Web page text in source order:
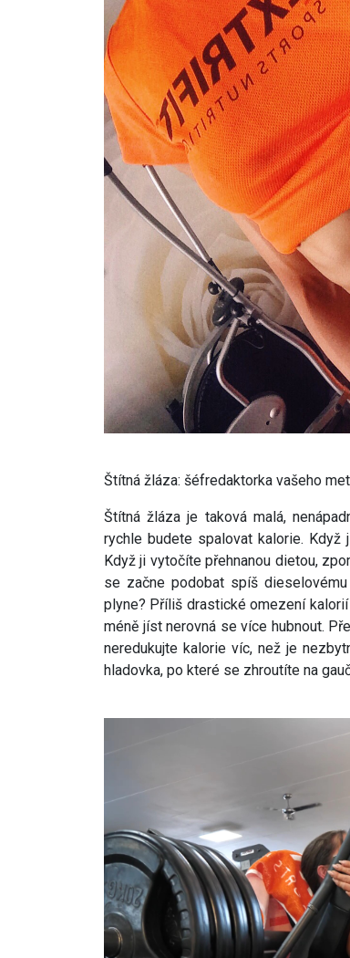
Štítná žláza: šéfredaktorka vašeho
Štítná žláza je taková malá,
rychle budete spalovat kalorie. Když
Když ji vytočíte přehnanou dietou,
se začne podobat spíš
plyne? Příliš drastické omezení
méně jíst nerovná se více hubnout.
neredukujte kalorie víc, než je
hladovka, po které se zhroutíte na